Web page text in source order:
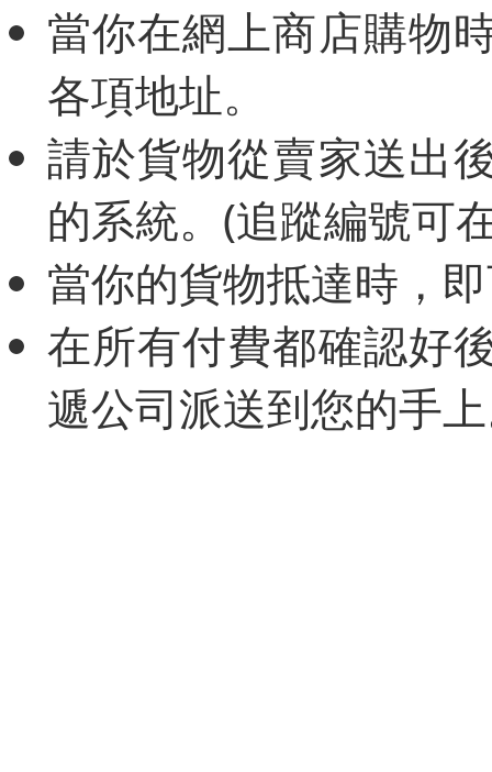
當你在網上商店購物
各項地址。
請於貨物從賣家送出
的系統。(追蹤編號可
當你的貨物抵達時，
在所有付費都確認好
遞公司派送到您的手